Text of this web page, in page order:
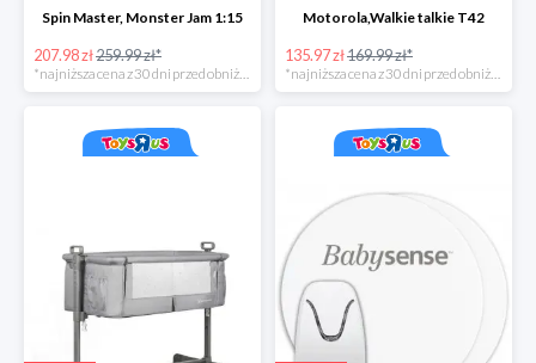
Spin Master, Monster Jam 1:15
207.98 zł259.99 zł*
*najniższa cena z 30 dni przed obniżką
Motorola,Walkie talkie T42
135.97 zł169.99 zł*
*najniższa cena z 30 dni przed obniżką